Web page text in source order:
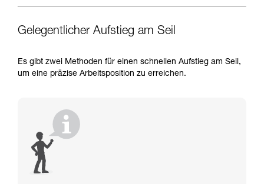
Gelegentlicher Aufstieg am Seil
Es gibt zwei Methoden für einen schnellen Aufstieg am Seil,
um eine präzise Arbeitsposition zu erreichen.